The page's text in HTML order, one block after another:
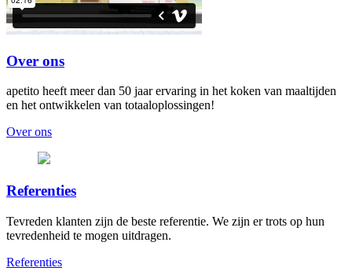
Over ons
apetito heeft meer dan 50 jaar ervaring in het koken van maaltijden
en het ontwikkelen van totaaloplossingen!
Over ons
Referenties
Tevreden klanten zijn de beste referentie. We zijn er trots op hun
tevredenheid te mogen uitdragen.
Referenties